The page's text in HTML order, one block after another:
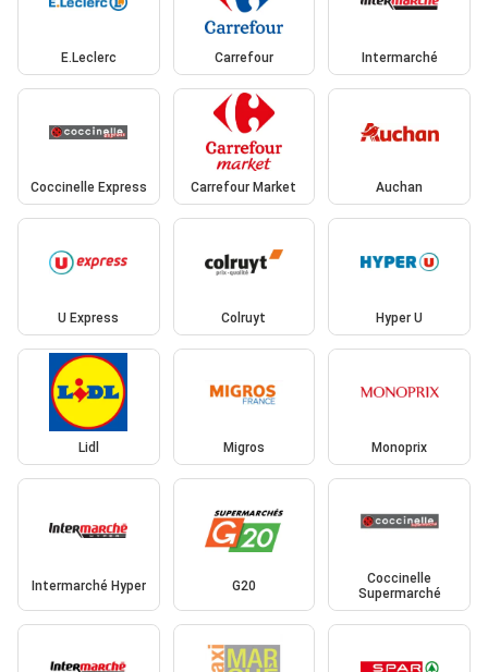
E.Leclerc Carrefour Intermarché
Coccinelle Express Carrefour Market Auchan
U Express Colruyt Hyper U
Lidl Migros Monoprix
Intermarché Hyper G20
Coccinelle
Supermarché